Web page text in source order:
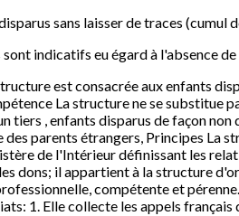
sans laisser de traces (cumul
indicatifs eu égard à l'absence
est consacrée aux enfants
La structure ne se substitue
tiers , enfants disparus de façon
des parents étrangers, Principes La
de l'Intérieur définissant les
dons; il appartient à la structure
compétente et
1. Elle collecte les appels